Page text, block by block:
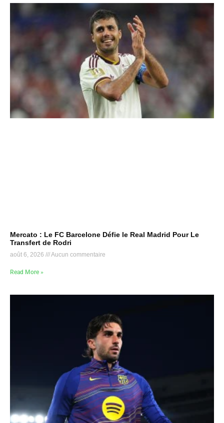
Mercato : Le FC Barcelone Défie le Real Madrid Pour Le
Transfert de Rodri
août 6, 2026 Aucun commentaire
Read More »